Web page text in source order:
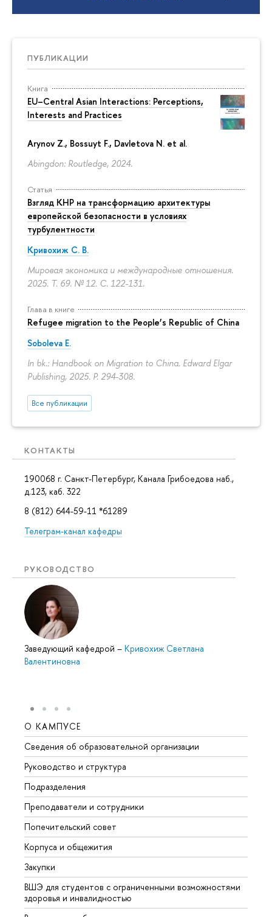
ПУБЛИКАЦИИ
Книга
EU–Central Asian Interactions: Perceptions,
Interests and Practices
Arynov Z., Bossuyt F., Davletova N. et al.
Abingdon: Routledge, 2024.
Статья
Взгляд КНР на трансформацию архитектуры
европейской безопасности в условиях
турбулентности
Кривохиж С. В.
Мировая экономика и международные отношения.
2025. Т. 69. № 12. С. 122-131.
Глава в книге
Refugee migration to the People’s Republic of China
Soboleva E.
In bk.: Handbook on Migration to China. Edward Elgar
Publishing, 2025. P. 294-308.
Все публикации
КОНТАКТЫ
190068 г. Санкт-Петербург, Канала Грибоедова наб.,
д.123, каб. 322
8 (812) 644-59-11 *61289
Телеграм-канал кафедры
РУКОВОДСТВО
Заведующий кафедрой – Кривохиж Светлана
Валентиновна
О КАМПУСЕ
Сведения об образовательной организации
Руководство и структура
Подразделения
Преподаватели и сотрудники
Попечительский совет
Корпуса и общежития
Закупки
ВШЭ для студентов с ограниченными возможностями
здоровья и инвалидностью